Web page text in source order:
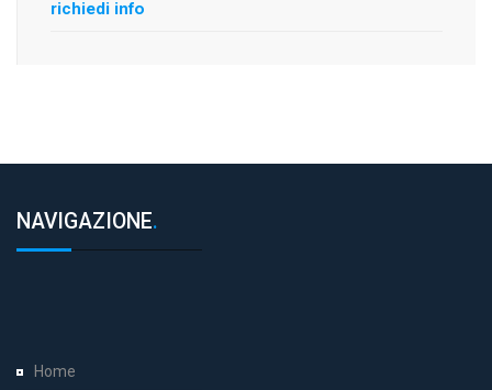
richiedi info
NAVIGAZIONE.
Home